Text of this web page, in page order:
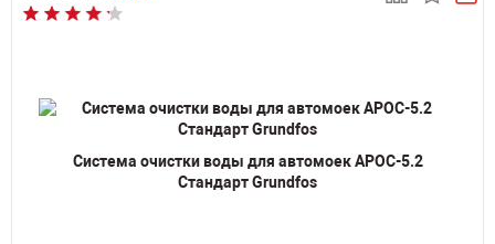
Система очистки воды для автомоек АРОС-5.2
Стандарт Grundfos